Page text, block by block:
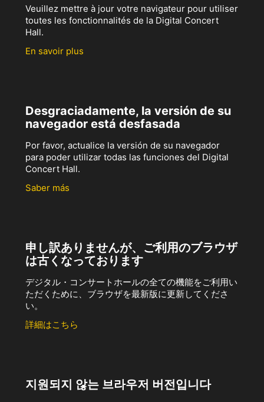
Veuillez mettre à jour votre navigateur pour utiliser
toutes les fonctionnalités de la Digital Concert
Hall.
En savoir plus
Desgraciadamente, la versión de su
navegador está desfasada
Por favor, actualice la versión de su navegador
para poder utilizar todas las funciones del Digital
Concert Hall.
Saber más
申し訳ありませんが、ご利用のブラウザ
は古くなっております
デジタル・コンサートホールの全ての機能をご利用い
ただくために、ブラウザを最新版に更新してくださ
い。
詳細はこちら
지원되지 않는 브라우저 버전입니다